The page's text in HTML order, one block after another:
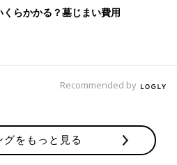
くらかかる？墓じまい費用
Recommended by
グをもっと見る